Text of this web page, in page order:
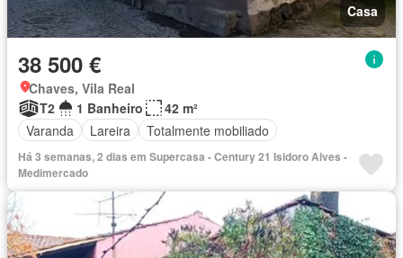
Casa
38 500 €
Chaves, Vila Real
T2
1 Banheiro
42 m²
Varanda
Lareira Totalmente mobiliado
Há 3 semanas, 2 dias em Supercasa - Century 21 Isidoro Alves -
Medimercado